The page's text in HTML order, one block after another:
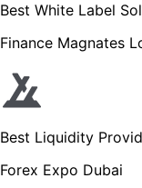
Best White Label
Finance Magnates
Best Liquidity
Forex Expo Dubai